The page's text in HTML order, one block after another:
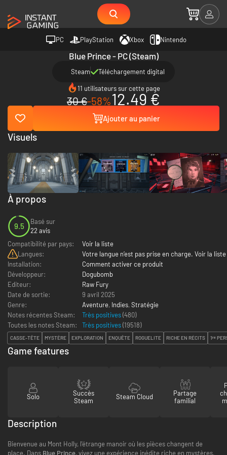
PC PlayStation Xbox Nintendo
Blue Prince - PC (Steam)
Steam Téléchargement digital
11 utilisateurs sur cette page
30 €-58%12.49 €
Ajouter au panier
À propos
9.5
Basé sur
22 avis
Compatibilité par pays:
Voir la liste
Langues:
Votre langue n’est pas prise en charge. Voir la liste
Installation:
Comment activer ce produit
Développeur:
Dogubomb
Editeur:
Raw Fury
Date de sortie:
9 avril 2025
Genre:
Aventure, Indies, Stratégie
Notes récentes Steam:
Très positives(480)
Toutes les notes Steam:
Très positives(19518)
CASSE-TÊTE MYSTÈRE EXPLORATION ENQUÊTE ROGUELITE RICHE EN RÉCITS 1ʳᵉ
Visuels
Game features
Solo
Succès
Steam
Steam Cloud
Partage
familial
Description
Bienvenue au Mont Holly, l'étrange manoir où les pièces changent de
place. Dans Blue Prince, vivez une expérience inédite riche en mystères,